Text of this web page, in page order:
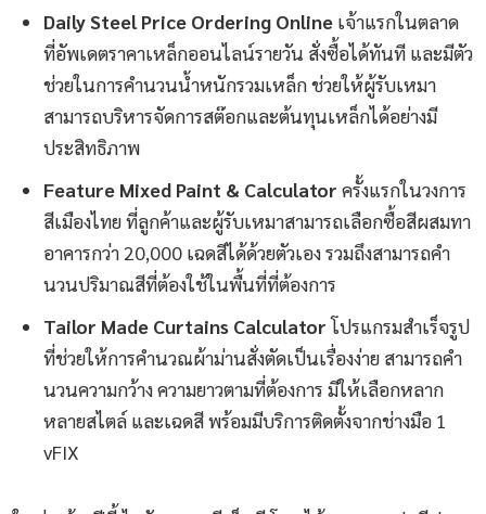
Daily Steel Price Ordering Online เจ้าแรกในตลาด
ที่อัพเดตราคาเหล็กออนไลน์รายวัน สั่งซื้อได้ทันที และมีตัว
ช่วยในการคำนวนน้ำหนักรวมเหล็ก ช่วยให้ผู้รับเหมา
สามารถบริหารจัดการสต๊อกและต้นทุนเหล็กได้อย่างมี
ประสิทธิภาพ
Feature Mixed Paint & Calculator ครั้งแรกในวงการ
สีเมืองไทย ที่ลูกค้าและผู้รับเหมาสามารถเลือกซื้อสีผสมทา
อาคารกว่า 20,000 เฉดสีได้ด้วยตัวเอง รวมถึงสามารถคำ
นวนปริมาณสีที่ต้องใช้ในพื้นที่ที่ต้องการ
Tailor Made Curtains Calculatorโปรแกรมสำเร็จรูป
ที่ช่วยให้การคำนวณผ้าม่านสั่งตัดเป็นเรื่องง่าย สามารถคำ
นวนความกว้าง ความยาวตามที่ต้องการ มีให้เลือกหลาก
หลายสไตล์ และเฉดสี พร้อมมีบริการติดตั้งจากช่างมือ 1
vFIX